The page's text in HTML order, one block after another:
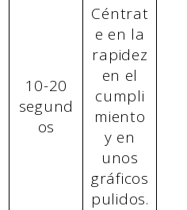
10-20
segund
os
Céntrat
e en la
rapidez
en el
cumpli
miento
y en
unos
gráficos
pulidos.